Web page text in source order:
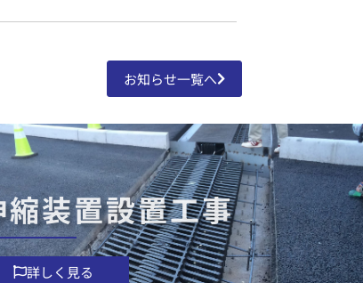
お知らせ一覧へ
縮装置設置工事
詳しく見る